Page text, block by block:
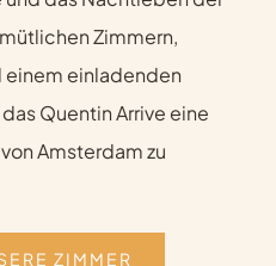
Zimmern,
einladenden
Quentin Arrive eine
Amsterdam zu
ZIMMER